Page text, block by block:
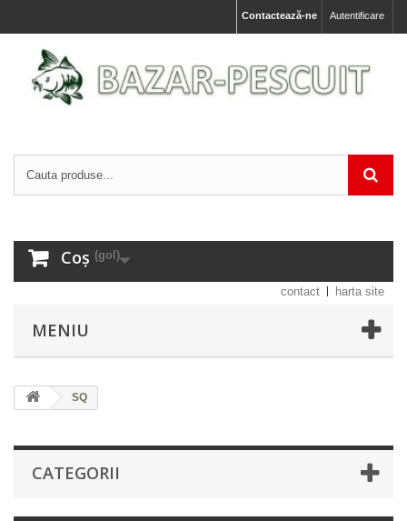
Autentificare
Contactează-ne
Coș (gol)
contact harta site
MENIU
SQ
CATEGORII